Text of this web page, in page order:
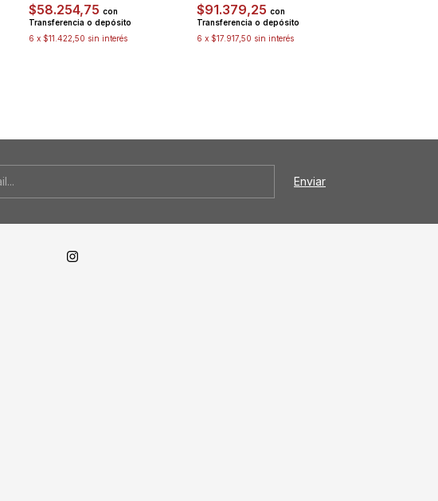
$58.254,75 con
Transferencia o depósito
6 x $11.422,50 sin interés
$91.379,25 con
Transferencia o depósito
6 x $17.917,50 sin interés